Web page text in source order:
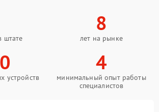
штате
8
лет на рынке
устройств
4
минимальный опыт работы
специалистов